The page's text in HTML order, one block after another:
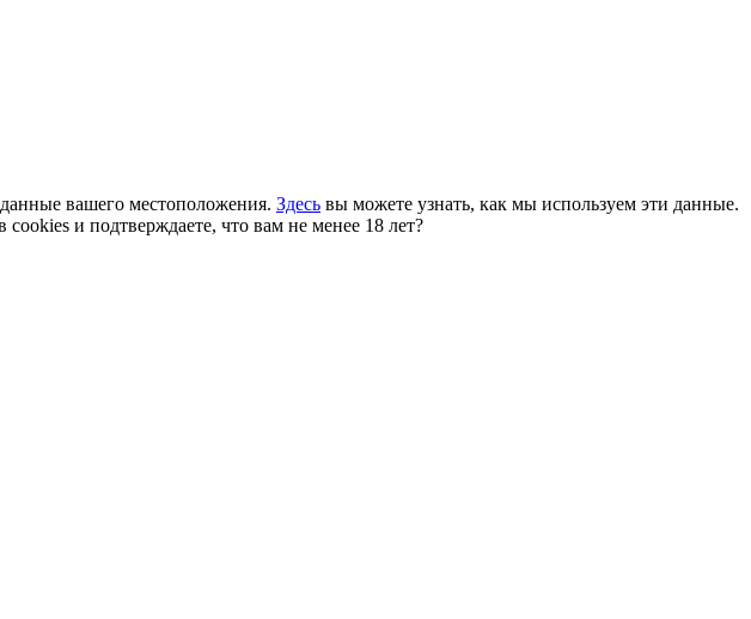
вашего местоположения. Здесь вы можете узнать, как мы используем эти данные.
и подтверждаете, что вам не менее 18 лет?